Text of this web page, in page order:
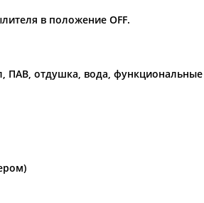
в положение OFF.
ПАВ, отдушка, вода,